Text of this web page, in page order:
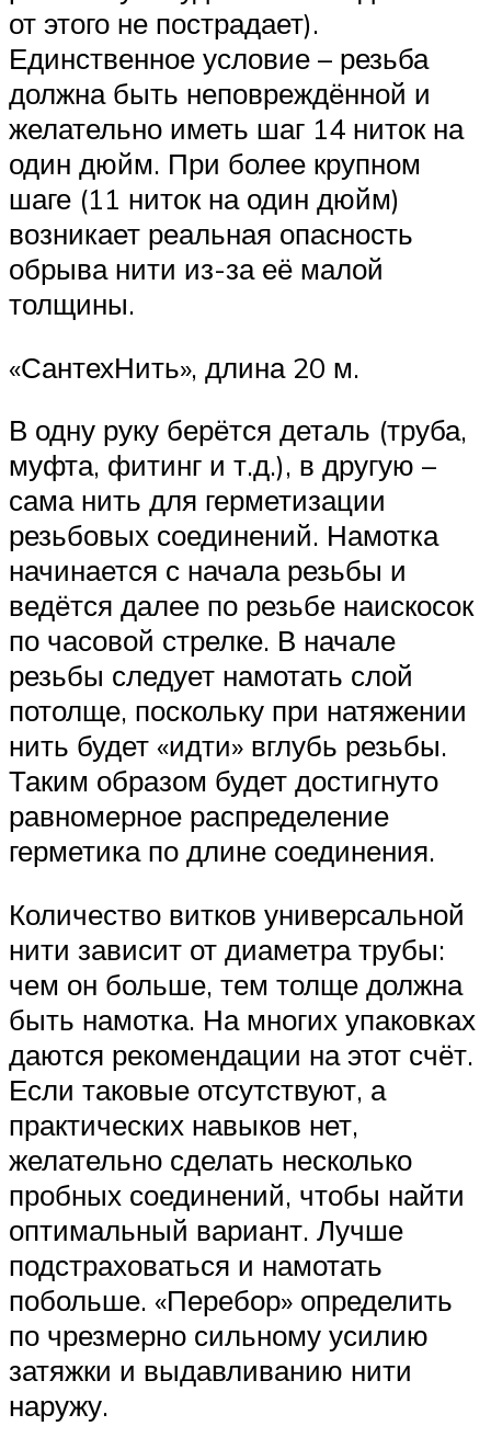
от этого не пострадает).
Единственное условие – резьба
должна быть неповреждённой и
желательно иметь шаг 14 ниток на
один дюйм. При более крупном
шаге (11 ниток на один дюйм)
возникает реальная опасность
обрыва нити из-за её малой
толщины.
«СантехНить», длина 20 м.
В одну руку берётся деталь (труба,
муфта, фитинг и т.д.), в другую –
сама нить для герметизации
резьбовых соединений. Намотка
начинается с начала резьбы и
ведётся далее по резьбе наискосок
по часовой стрелке. В начале
резьбы следует намотать слой
потолще, поскольку при натяжении
нить будет «идти» вглубь резьбы.
Таким образом будет достигнуто
равномерное распределение
герметика по длине соединения.
Количество витков универсальной
нити зависит от диаметра трубы:
чем он больше, тем толще должна
быть намотка. На многих упаковках
даются рекомендации на этот счёт.
Если таковые отсутствуют, а
практических навыков нет,
желательно сделать несколько
пробных соединений, чтобы найти
оптимальный вариант. Лучше
подстраховаться и намотать
побольше. «Перебор» определить
по чрезмерно сильному усилию
затяжки и выдавливанию нити
наружу.